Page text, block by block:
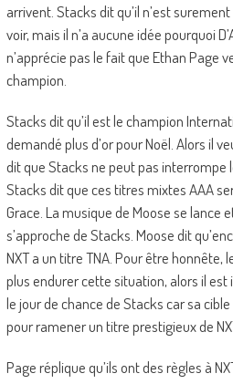
arrivent. Stacks dit qu’il n’est
voir, mais il n’a aucune idée pourquoi
n’apprécie pas le fait que Ethan Page
champion.
Stacks dit qu’il est le champion
demandé plus d’or pour Noël. Alors il
dit que Stacks ne peut pas interrompe
Stacks dit que ces titres mixtes AAA
Grace. La musique de Moose se lance
s’approche de Stacks. Moose dit
NXT a un titre TNA. Pour être honnête,
plus endurer cette situation, alors il est
le jour de chance de Stacks car sa
pour ramener un titre prestigieux de
Page réplique qu’ils ont des règles à